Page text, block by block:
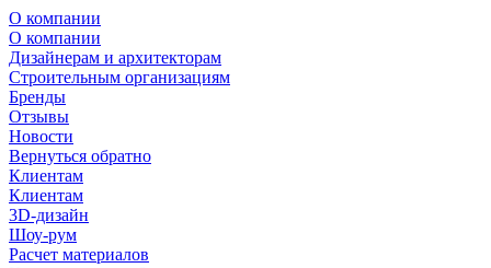
О компании
О компании
Дизайнерам и архитекторам
Строительным организациям
Бренды
Отзывы
Новости
Вернуться обратно
Клиентам
Клиентам
3D-дизайн
Шоу-рум
Расчет материалов